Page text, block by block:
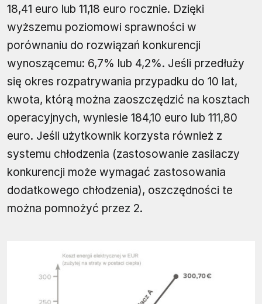
18,41 euro lub 11,18 euro rocznie. Dzięki
wyższemu poziomowi sprawności w
porównaniu do rozwiązań konkurencji
wynoszącemu: 6,7% lub 4,2%. Jeśli przedłuży
się okres rozpatrywania przypadku do 10 lat,
kwota, którą można zaoszczędzić na kosztach
operacyjnych, wyniesie 184,10 euro lub 111,80
euro. Jeśli użytkownik korzysta również z
systemu chłodzenia (zastosowanie zasilaczy
konkurencji może wymagać zastosowania
dodatkowego chłodzenia), oszczędności te
można pomnożyć przez 2.